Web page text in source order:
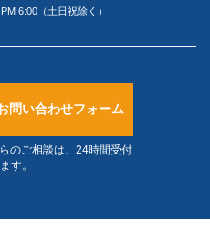
6:00（土日祝除く）
問い合わせフォーム
のご相談は、24時間受付
す。